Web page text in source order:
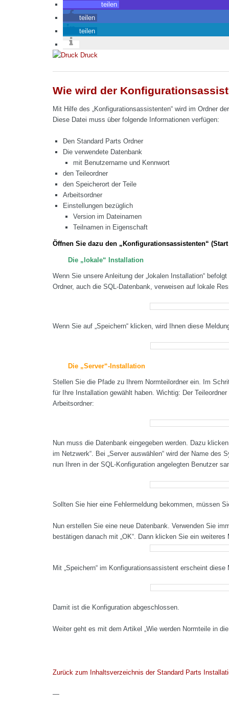
teilen
teilen
teilen
Druck
Wie wird der
Mit Hilfe des „Konfigurationsassistenten“ wird im Ordner
Diese Datei muss über folgende Informationen verfügen:
Den Standard Parts Ordner
Die verwendete Datenbank
mit Benutzername und Kennwort
den Teileordner
den Speicherort der Teile
Arbeitsordner
Einstellungen bezüglich
Version im Dateinamen
Teilnamen in Eigenschaft
Öffnen Sie dazu den „Konfigurationsassistenten“
Die „lokale“ Installation
Wenn Sie unsere Anleitung der „lokalen Installation“
Ordner, auch die SQL-Datenbank, verweisen auf lokale
Wenn Sie auf „Speichern“ klicken, wird Ihnen diese
Die „Server“-Installation
Stellen Sie die Pfade zu Ihrem Normteilordner ein. Im
für Ihre Installation gewählt haben. Wichtig: Der
Arbeitsordner:
Nun muss die Datenbank eingegeben werden. Dazu
im Netzwerk“. Bei „Server auswählen“ wird der Name
nun Ihren in der SQL-Konfiguration angelegten Benutzer
Sollten Sie hier eine Fehlermeldung bekommen, müssen
Nun erstellen Sie eine neue Datenbank. Verwenden Sie
bestätigen danach mit „OK“. Dann klicken Sie ein
Mit „Speichern“ im Konfigurationsassistent erscheint diese
Damit ist die Konfiguration abgeschlossen.
Weiter geht es mit dem Artikel „Wie werden Normteile in
Zurück zum Inhaltsverzeichnis der Standard Parts
—